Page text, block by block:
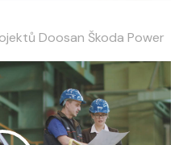
Doosan Škoda Power